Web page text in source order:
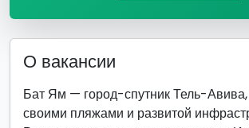
О вакансии
Бат Ям — город-спутник Тель-
своими пляжами и развитой